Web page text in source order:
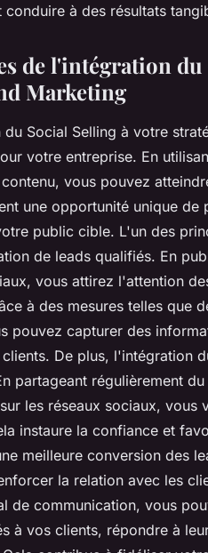
conduire à des résultats
de l'intégration
Marketing
du Social Selling à votre
votre entreprise. En
vous pouvez
une opportunité unique
public cible. L'un des
de leads qualifiés. En
vous attirez l'attention
à des mesures telles que
pouvez capturer des
De plus, l'intégration
partageant régulièrement
les réseaux sociaux,
instaure la confiance et
meilleure conversion des
la relation avec les
de communication, vous
à vos clients, répondre à